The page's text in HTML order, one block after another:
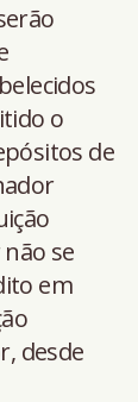
o
de
se
em
desde